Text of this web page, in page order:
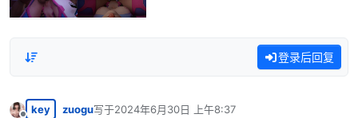
登录后回复
key zuogu写于2024年6月30日 上午8:37